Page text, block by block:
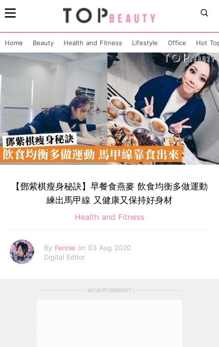
Home Beauty Health and Fitness Lifestyle Office Hot
【鄧紫棋瘦身秘訣】早餐食燕麥 飲食均衡多做運動
練出馬甲線 又健康又保持好身材
Health and Fitness
By Fennie on 03 Aug 2020
Digital Editor
ADVERTISEMENT